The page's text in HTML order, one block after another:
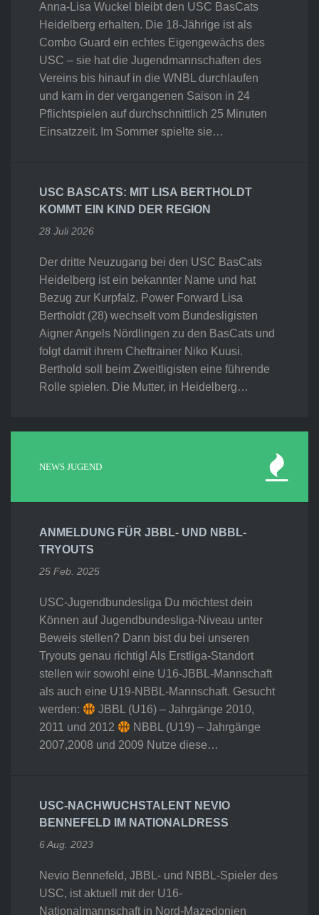
Anna-Lisa Wuckel bleibt den USC BasCats
Heidelberg erhalten. Die 18-Jährige ist als
Combo Guard ein echtes Eigengewächs des
USC – sie hat die Jugendmannschaften des
Vereins bis hinauf in die WNBL durchlaufen
und kam in der vergangenen Saison in 24
Pflichtspielen auf durchschnittlich 25 Minuten
Einsatzzeit. Im Sommer spielte sie…
USC BASCATS: MIT LISA BERTHOLDT
KOMMT EIN KIND DER REGION
28 Juli 2026
Der dritte Neuzugang bei den USC BasCats
Heidelberg ist ein bekannter Name und hat
Bezug zur Kurpfalz. Power Forward Lisa
Bertholdt (28) wechselt vom Bundesligisten
Aigner Angels Nördlingen zu den BasCats und
folgt damit ihrem Cheftrainer Niko Kuusi.
Berthold soll beim Zweitligisten eine führende
Rolle spielen. Die Mutter, in Heidelberg…
NEWS JUGEND
ANMELDUNG FÜR JBBL- UND NBBL-
TRYOUTS
25 Feb. 2025
USC-Jugendbundesliga Du möchtest dein
Können auf Jugendbundesliga-Niveau unter
Beweis stellen? Dann bist du bei unseren
Tryouts genau richtig! Als Erstliga-Standort
stellen wir sowohl eine U16-JBBL-Mannschaft
als auch eine U19-NBBL-Mannschaft. Gesucht
werden:
JBBL (U16) – Jahrgänge 2010,
2011 und 2012
NBBL (U19) – Jahrgänge
2007,2008 und 2009 Nutze diese…
USC-NACHWUCHSTALENT NEVIO
BENNEFELD IM NATIONALDRESS
6 Aug. 2023
Nevio Bennefeld, JBBL- und NBBL-Spieler des
USC, ist aktuell mit der U16-
Nationalmannschaft in Nord-Mazedonien